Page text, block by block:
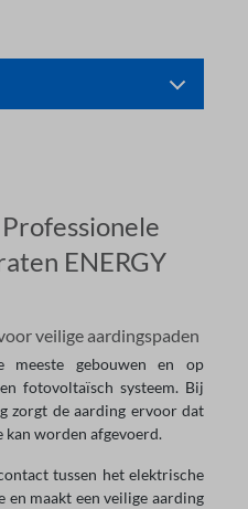
ENERGY
veilige aardingspaden
meeste gebouwen en op
fotovoltaïsch systeem. Bij
zorgt de aarding ervoor dat
kan worden afgevoerd.
tussen het elektrische
en maakt een veilige aarding